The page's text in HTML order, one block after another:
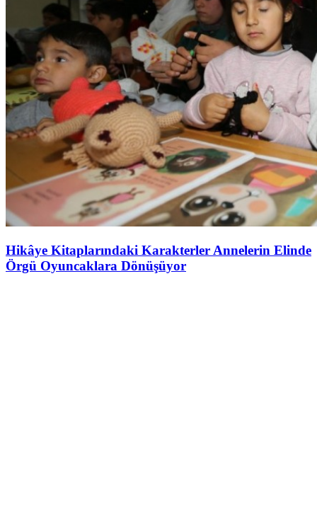
Hikâye Kitaplarındaki Karakterler Annelerin Elinde
Örgü Oyuncaklara Dönüşüyor